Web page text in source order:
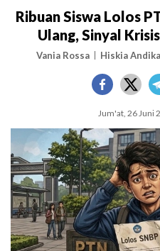
Ribuan Siswa Lolos
Ulang, Sinyal
Vania Rossa Hiskia
Jum'at, 26 Juni